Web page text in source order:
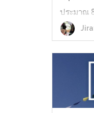
ประมาณ
ตะปูร์" แ